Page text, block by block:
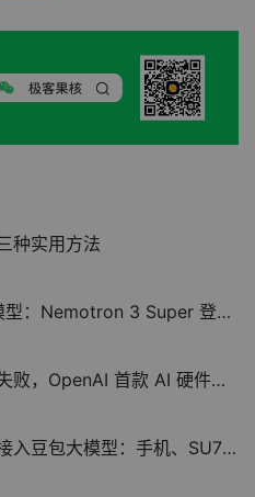
种实用方法
Super 登场，120B 参数、吞吐量飙升 5 倍
首款 AI 硬件恐因侵权被迫改名
包大模型：手机、SU7已搭载